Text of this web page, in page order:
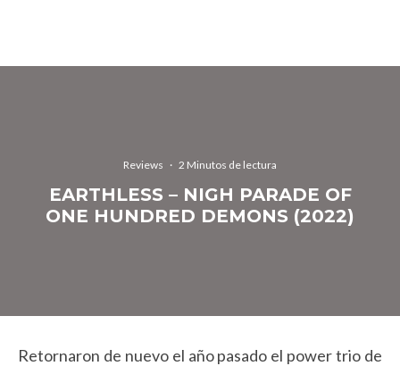
Reviews · 2 Minutos de lectura
EARTHLESS – NIGH PARADE OF
ONE HUNDRED DEMONS (2022)
Retornaron de nuevo el año pasado el power trio de